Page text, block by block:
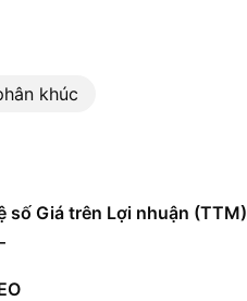
khúc
số Giá trên Lợi nhuận (TTM)